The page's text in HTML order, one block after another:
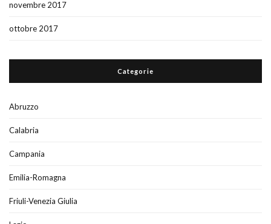
novembre 2017
ottobre 2017
Categorie
Abruzzo
Calabria
Campania
Emilia-Romagna
Friuli-Venezia Giulia